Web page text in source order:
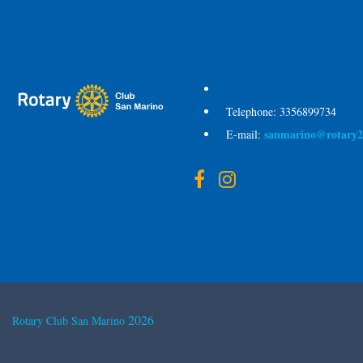
Telephone: 3356899734
E-mail:
Rotary Club San Marino 2026